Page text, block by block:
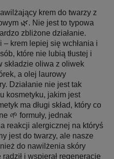
krem do twarzy z
🌿. Nie jest to typowa
zbliżone działanie.
krem lepiej się wchłania i
które nie lubią tłustej i
składzie oliwa z oliwek
a olej laurowy
Działanie nie jest tak
kosmetyku, jakim jest
ma długi skład, który co
🌱 formuły, jednak
reakcji alergicznej na któryś
jest do twarzy, ale nasze
do nawilżenia skóry
i wspierał regenerację